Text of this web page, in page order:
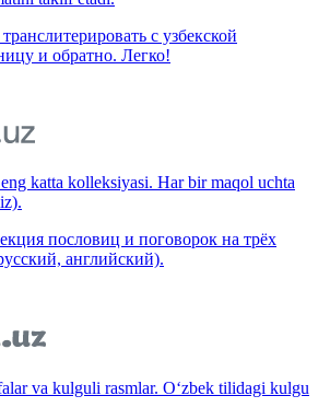
с узбекской
и обратно. Легко!
katta kolleksiyasi. Har bir maqol uchta
пословиц и поговорок на трёх
английский).
va kulguli rasmlar. O‘zbek tilidagi kulgu